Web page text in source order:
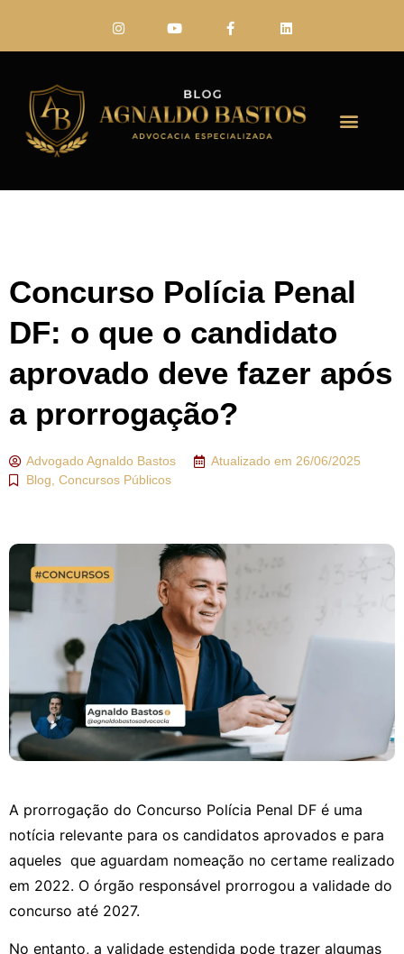
Concurso Polícia Penal
DF: o que o candidato
aprovado deve fazer após
a prorrogação?
AdvogadoAgnaldo Bastos Atualizado em 26/06/2025
Blog, Concursos Públicos
A prorrogação do Concurso Polícia Penal DF é uma
notícia relevante para os candidatos aprovados e para
aqueles que aguardam nomeação no certame realizado
em 2022. O órgão responsável prorrogou a validade do
concurso até 2027.
No entanto, a validade estendida pode trazer algumas